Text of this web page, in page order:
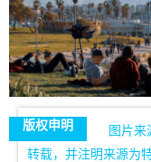
版权申明
图片来
转载，并注明来源为